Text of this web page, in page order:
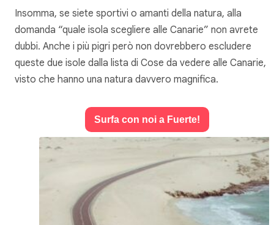
Insomma, se siete sportivi o amanti della natura, alla
domanda “quale isola scegliere alle Canarie” non avrete
dubbi. Anche i più pigri però non dovrebbero escludere
queste due isole dalla lista di Cose da vedere alle Canarie,
visto che hanno una natura davvero magnifica.
Surfa con noi a Fuerte!